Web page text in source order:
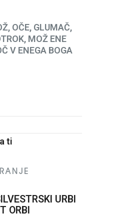
OČE, GLUMAČ,
MOŽ ENE
V ENEGA BOGA
ti
URBI
ORBI